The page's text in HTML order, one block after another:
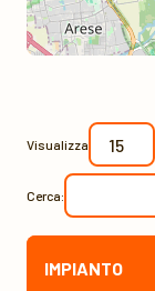
Visualizza
Cerca:
IMPIANTO